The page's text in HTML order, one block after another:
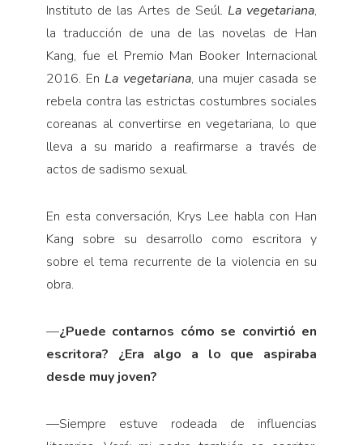
Instituto de las Artes de Seúl. La vegetariana,
la traducción de una de las novelas de Han
Kang, fue el Premio Man Booker Internacional
2016. En La vegetariana, una mujer casada se
rebela contra las estrictas costumbres sociales
coreanas al convertirse en vegetariana, lo que
lleva a su marido a reafirmarse a través de
actos de sadismo sexual.
En esta conversación, Krys Lee habla con Han
Kang sobre su desarrollo como escritora y
sobre el tema recurrente de la violencia en su
obra.
—¿Puede contarnos cómo se convirtió en
escritora? ¿Era algo a lo que aspiraba
desde muy joven?
—Siempre estuve rodeada de influencias